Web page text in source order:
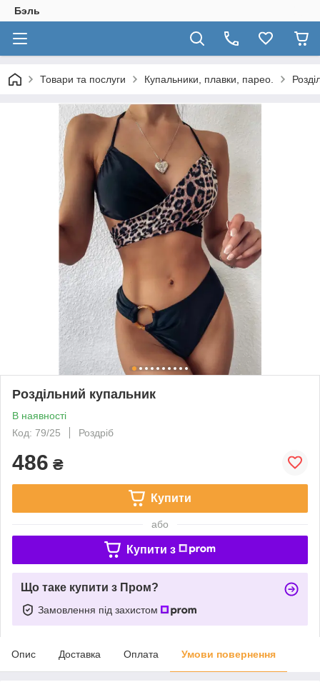
Бэль
Товари та послуги Купальники, плавки, парео.
Роздільний купальник
В наявності
Код: 79/25
Роздріб
486 ₴
Купити
або
Купити з
Що таке купити з Пром?
Замовлення під захистом
Опис Доставка Оплата Умови повернення